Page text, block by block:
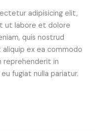
adipisicing elit,
ut labore et dolore
quis nostrud
ex ea commodo
reprehenderit in
fugiat nulla pariatur.